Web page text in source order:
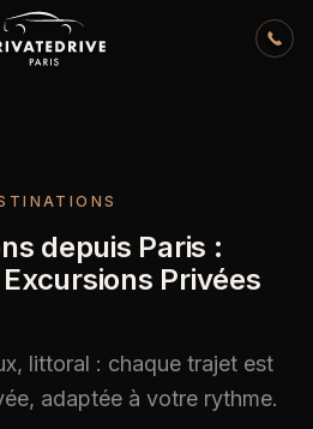
depuis Paris :
Privées
littoral : chaque trajet est
adaptée à votre rythme.